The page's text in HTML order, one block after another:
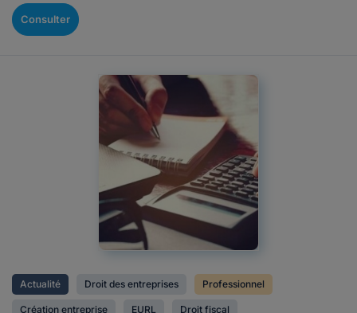
Consulter
Actualité Droit des entreprises Professionnel
Création entreprise EURL Droit fiscal